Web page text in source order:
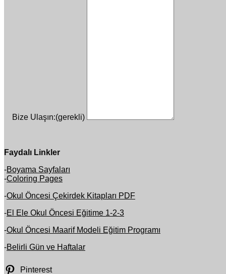
Bize Ulaşın:(gerekli)
Faydalı Linkler
-Boyama Sayfaları
-Coloring Pages
-Okul Öncesi Çekirdek Kitapları PDF
-El Ele Okul Öncesi Eğitime 1-2-3
-Okul Öncesi Maarif Modeli Eğitim Programı
-Belirli Gün ve Haftalar
Pinterest